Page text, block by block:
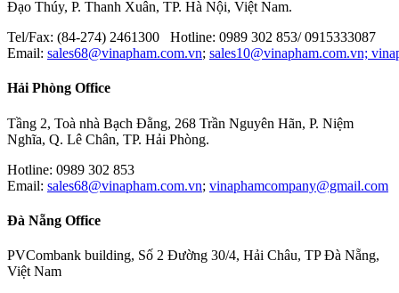
Đạo Thúy, P. Thanh Xuân, TP. Hà Nội, Việt Nam.
Tel/Fax: (84-274) 2461300 Hotline: 0989 302 853/ 0915333087
Email: sales68@vinapham.com.vn; sales10@vinapham.com.vn;
Hải Phòng Office
Tầng 2, Toà nhà Bạch Đằng, 268 Trần Nguyên Hãn, P. Niệm
Nghĩa, Q. Lê Chân, TP. Hải Phòng.
Hotline: 0989 302 853
Email: sales68@vinapham.com.vn; vinaphamcompany@gmail.com
Đà Nẵng Office
PVCombank building, Số 2 Đường 30/4, Hải Châu, TP Đà Nẵng,
Việt Nam